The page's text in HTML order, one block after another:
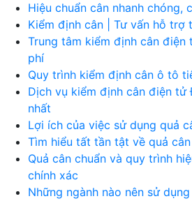
Hiệu chuẩn cân nhanh chóng,
Kiểm định cân | Tư vấn hỗ trợ
Trung tâm kiểm định cân
phí
Quy trình kiểm định cân ô tô
Dịch vụ kiểm định cân điện
nhất
Lợi ích của việc sử dụng quả
Tìm hiểu tất tần tật về quả
Quả cân chuẩn và quy trình
chính xác
Những ngành nào nên sử